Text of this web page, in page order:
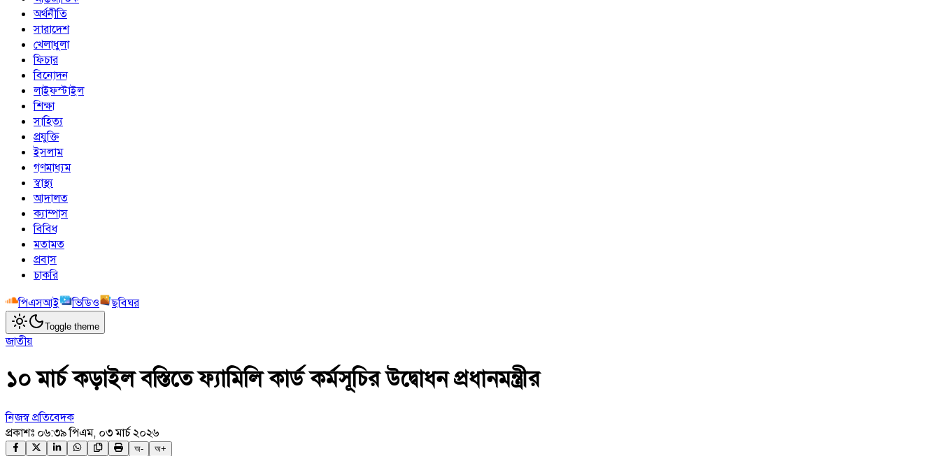
অর্থনীতি
সারাদেশ
খেলাধুলা
ফিচার
বিনোদন
লাইফস্টাইল
শিক্ষা
সাহিত্য
প্রযুক্তি
ইসলাম
গণমাধ্যম
স্বাস্থ্য
আদালত
ক্যাম্পাস
বিবিধ
মতামত
প্রবাস
চাকরি
পিএসআই
ভিডিও ছবিঘর
Toggle theme
জাতীয়
১০ মার্চ কড়াইল বস্তিতে ফ্যামিলি কার্ড কর্মসূচির উদ্বোধন প্রধানমন্ত্রীর
নিজস্ব প্রতিবেদক
প্রকাশঃ ০৬:৩৯ পিএম, ০৩ মার্চ ২০২৬
অ- অ+